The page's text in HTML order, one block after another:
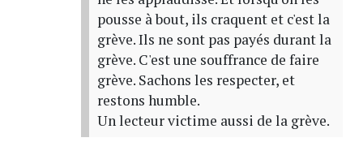
pousse à bout, ils craquent et c'est la
grève. Ils ne sont pas payés durant la
grève. C'est une souffrance de faire
grève. Sachons les respecter, et
restons humble.
Un lecteur victime aussi de la grève.